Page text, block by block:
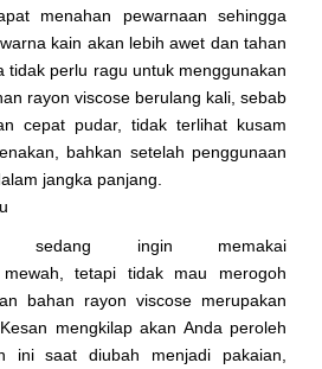
menahan pewarnaan sehingga
kain akan lebih awet dan tahan
tidak perlu ragu untuk menggunakan
rayon viscose berulang kali, sebab
cepat pudar, tidak terlihat kusam
bahkan setelah penggunaan
jangka panjang.
sedang ingin memakai
mewah, tetapi tidak mau merogoh
bahan rayon viscose merupakan
mengkilap akan Anda peroleh
ini saat diubah menjadi pakaian,